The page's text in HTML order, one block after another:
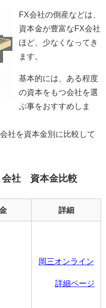
FX会社の倒産などは、
資本金が豊富なFX会社
ほど、少なくなってき
ます。
基本的には、ある程度
の資本をもつ会社を選
ぶ事をおすすめしま
社を資本金別に比較して
会社 資本金比較
詳細
岡三オンライン
詳細ページ